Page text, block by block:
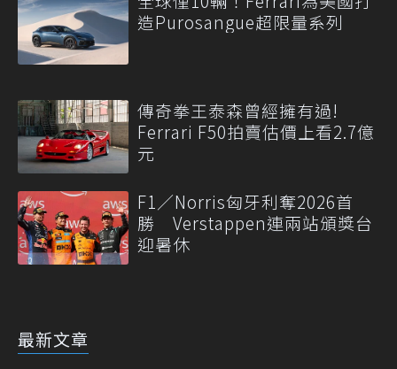
造Purosangue超限量系列
傳奇拳王泰森曾經擁有過!
Ferrari F50拍賣估價上看2.7億
元
F1／Norris匈牙利奪2026首
勝 Verstappen連兩站頒獎台
迎暑休
最新文章